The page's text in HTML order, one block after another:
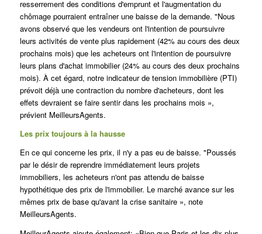
resserrement des conditions d'emprunt et l'augmentation du
chômage pourraient entraîner une baisse de la demande. "Nous
avons observé que les vendeurs ont l'intention de poursuivre
leurs activités de vente plus rapidement (42% au cours des deux
prochains mois) que les acheteurs ont l'intention de poursuivre
leurs plans d'achat immobilier (24% au cours des deux prochains
mois). À cet égard, notre indicateur de tension immobilière (PTI)
prévoit déjà une contraction du nombre d'acheteurs, dont les
effets devraient se faire sentir dans les prochains mois »,
prévient MeilleursAgents.
Les prix toujours à la hausse
En ce qui concerne les prix, il n'y a pas eu de baisse. "Poussés
par le désir de reprendre immédiatement leurs projets
immobiliers, les acheteurs n'ont pas attendu de baisse
hypothétique des prix de l'immobilier. Le marché avance sur les
mêmes prix de base qu'avant la crise sanitaire », note
MeilleursAgents.